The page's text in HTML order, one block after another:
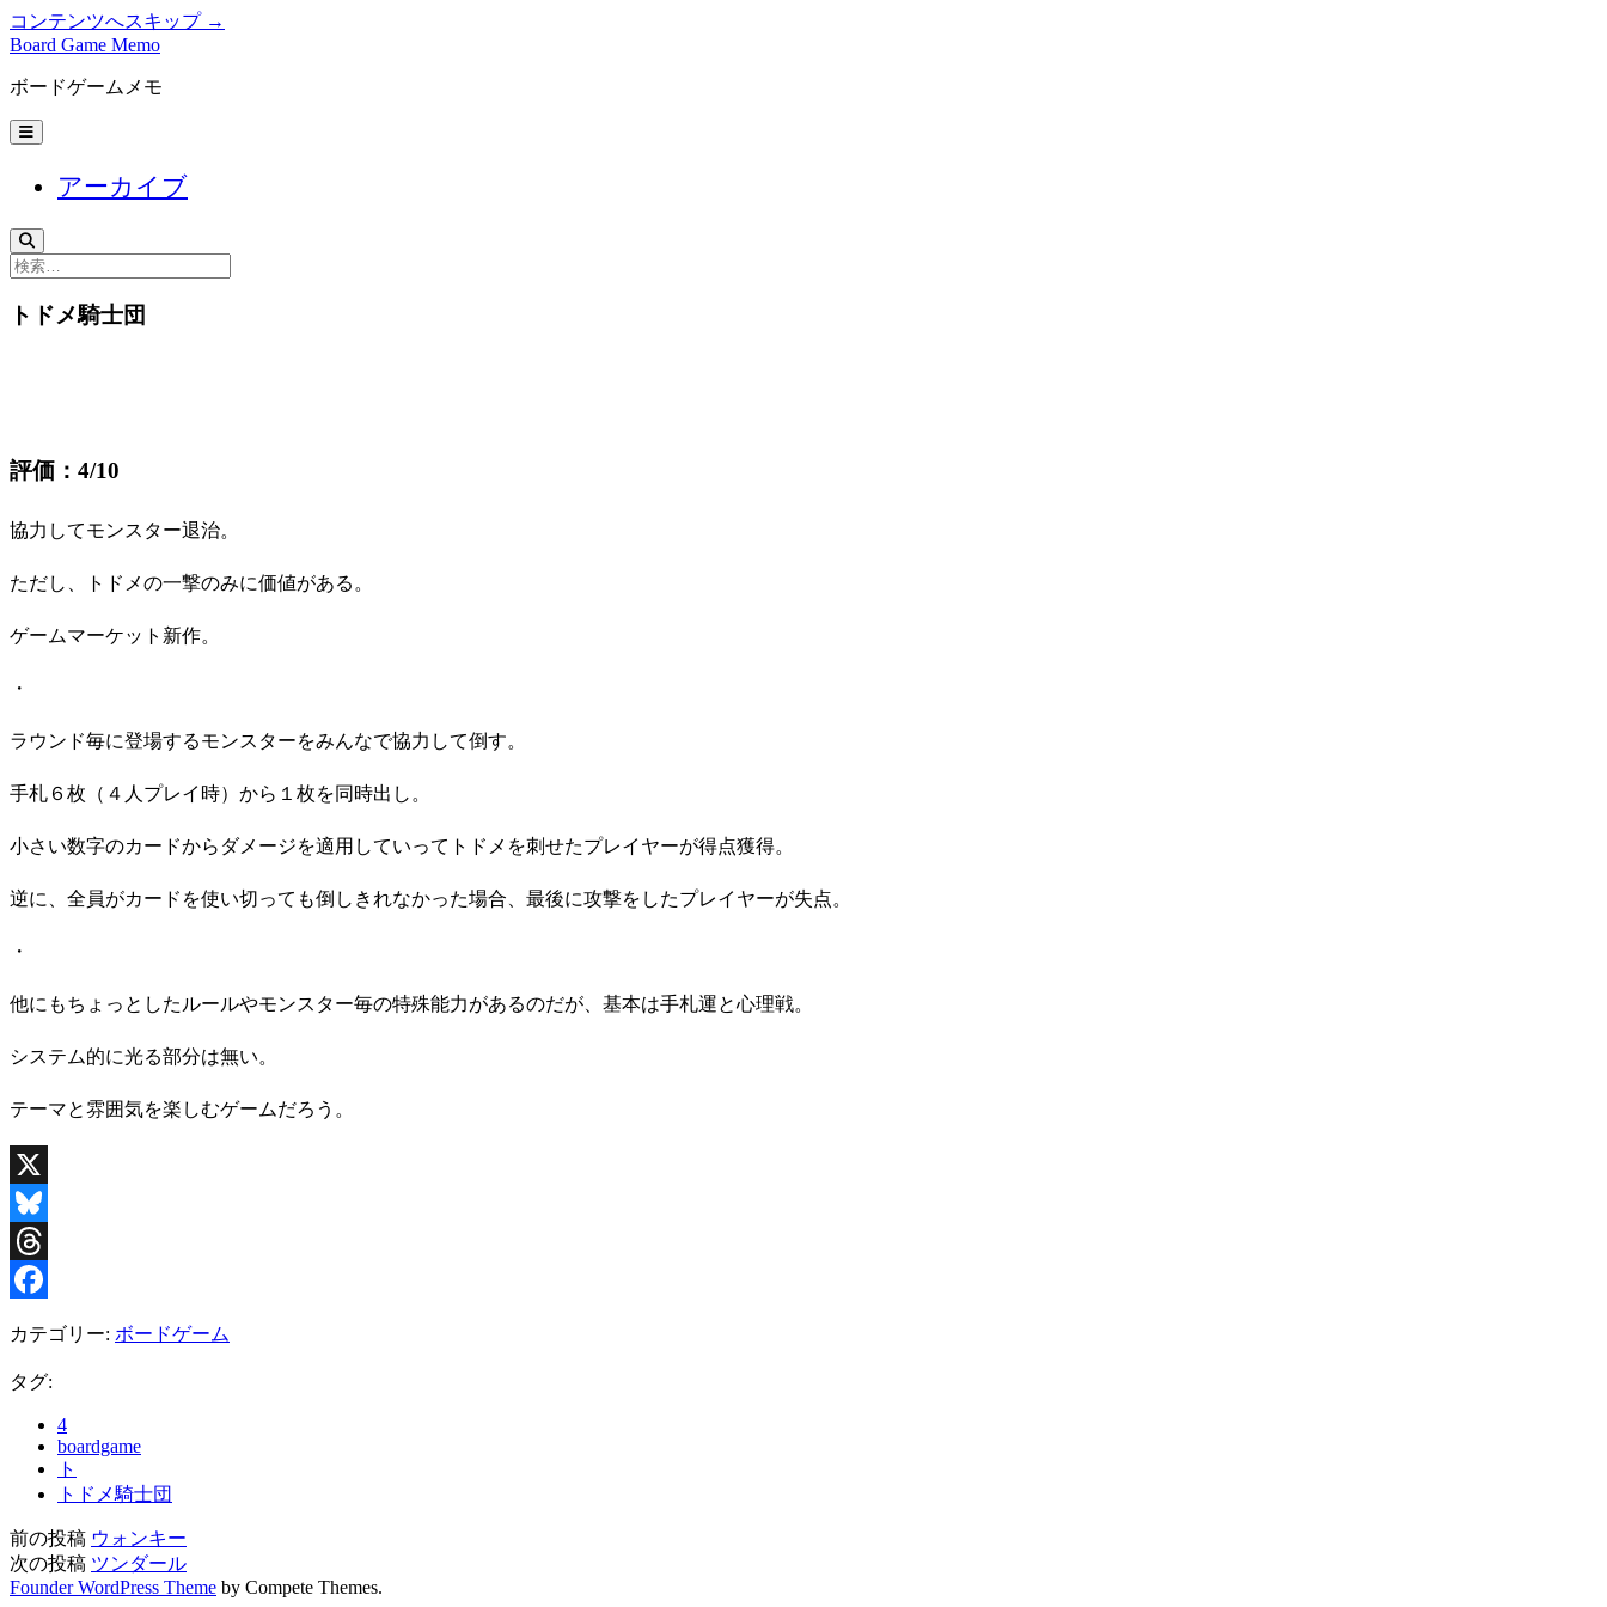
コンテンツへスキップ →
Board Game Memo
ボードゲームメモ
メ
開
く
アーカイブ
検
トドメ騎士団
評価：4/10
協力してモンスター退治。
ただし、トドメの一撃のみに価値がある。
ゲームマーケット新作。
・
ラウンド毎に登場するモンスターをみんなで協力して倒す。
手札６枚（４人プレイ時）から１枚を同時出し。
小さい数字のカードからダメージを適用していってトドメを刺せたプレイヤーが得点獲得。
逆に、全員がカードを使い切っても倒しきれなかった場合、最後に攻撃をしたプレイヤーが失点。
・
他にもちょっとしたルールやモンスター毎の特殊能力があるのだが、基本は手札運と心理戦。
システム的に光る部分は無い。
テーマと雰囲気を楽しむゲームだろう。
X
Bluesky
Threads
カテゴリー: ボードゲーム
タグ:
4
boardgame
ト
トドメ騎士団
前の投稿 ウォンキー
次の投稿 ツンダール
Founder WordPress Theme by Compete Themes.